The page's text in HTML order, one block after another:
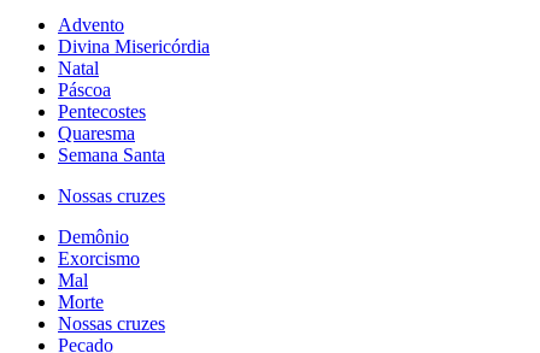
Advento
Divina Misericórdia
Natal
Páscoa
Pentecostes
Quaresma
Semana Santa
Nossas cruzes
Demônio
Exorcismo
Mal
Morte
Nossas cruzes
Pecado